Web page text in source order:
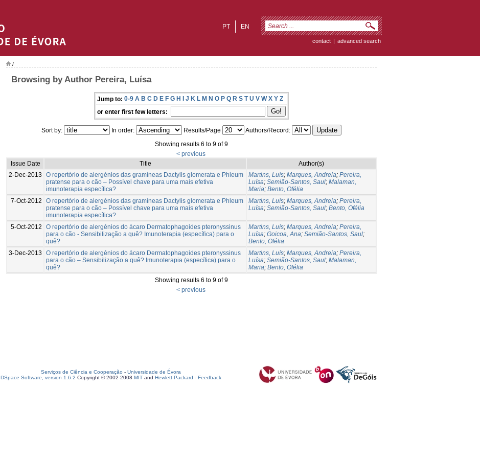
EN
PT
contact | advanced search
/
Browsing by Author Pereira, Luísa
Jump to: 0-9 A B C D E F G H I J K L M N O P Q R S T U V W X Y Z
or enter first few letters:
Sort by: In order: Results/Page
Authors/Record:
Showing results 6 to 9 of 9
< previous
Issue Date
Title
Author(s)
2-Dec-2013
O repertório de alergénios das gramíneas Dactylis glomerata e Phleum
pratense para o cão – Possível chave para uma mais efetiva
imunoterapia específica?
Martins, Luís; Marques, Andreia; Pereira,
Luísa; Semião-Santos, Saul; Malaman,
Maria; Bento, Ofélia
7-Oct-2012
O repertório de alergénios das gramíneas Dactylis glomerata e Phleum
pratense para o cão – Possível chave para uma mais efetiva
imunoterapia específica?
Martins, Luís; Marques, Andreia; Pereira,
Luísa; Semião-Santos, Saul; Bento, Ofélia
5-Oct-2012
O repertório de alergénios do ácaro Dermatophagoides pteronyssinus
para o cão - Sensibilização a quê? Imunoterapia (específica) para o
quê?
Martins, Luís; Marques, Andreia; Pereira,
Luísa; Goicoa, Ana; Semião-Santos, Saul;
Bento, Ofélia
3-Dec-2013
O repertório de alergénios do ácaro Dermatophagoides pteronyssinus
para o cão – Sensibilização a quê? Imunoterapia (específica) para o
quê?
Martins, Luís; Marques, Andreia; Pereira,
Luísa; Semião-Santos, Saul; Malaman,
Maria; Bento, Ofélia
Showing results 6 to 9 of 9
< previous
Serviços de Ciência e Cooperação - Universidade de Évora
DSpace Software, version 1.6.2 Copyright © 2002-2008 MIT and Hewlett-Packard - Feedback